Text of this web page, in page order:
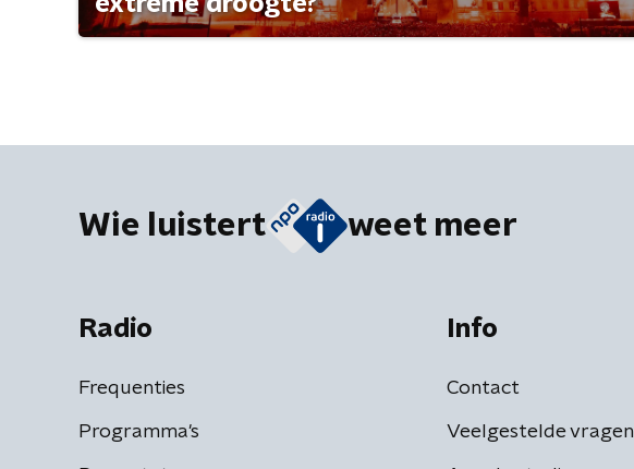
Wie luistert weet meer
Radio
Frequenties
Programma's
Info
Contact
Veelgestelde vragen